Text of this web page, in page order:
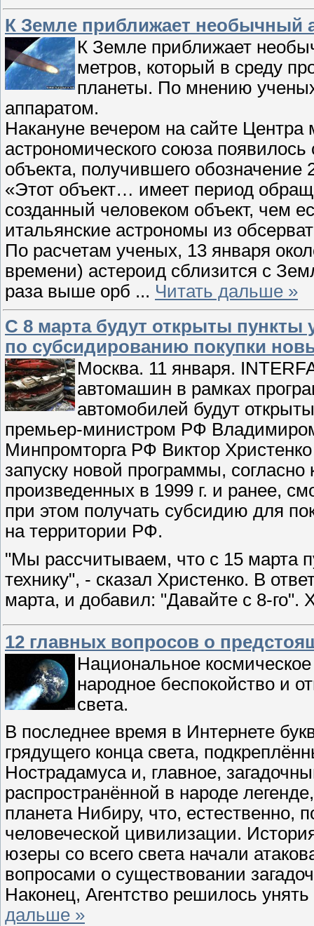
К Земле приближает необычный
К Земле приближает
метров, который в среду
планеты. По мнению
аппаратом.
Накануне вечером на сайте
астрономического союза
объекта, получившего обозначение
«Этот объект… имеет период
созданный человеком объект, чем
итальянские астрономы из
По расчетам ученых, 13 января
времени) астероид сблизится с
раза выше орб ... Читать дальше »
С 8 марта будут открыты
по субсидированию покупки
Москва. 11 января.
автомашин в рамках
автомобилей будут
премьер-министром РФ
Минпромторга РФ Виктор
запуску новой программы,
произведенных в 1999 г. и ранее,
при этом получать субсидию для
на территории РФ.
"Мы рассчитываем, что с 15 марта
технику", - сказал Христенко. В
марта, и добавил: "Давайте с 8-го".
12 главных вопросов о
Национальное
народное беспокойство и
света.
В последнее время в Интернете
грядущего конца света,
Нострадамуса и, главное,
распространённой в народе
планета Нибиру, что, естественно,
человеческой цивилизации.
юзеры со всего света начали
вопросами о существовании
Наконец, Агентство решилось
дальше »